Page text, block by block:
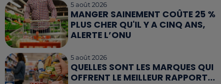
5 août 2026
MANGER SAINEMENT COÛTE 25 %
PLUS CHER QU'IL Y A CINQ ANS,
ALERTE L’ONU
5 août 2026
QUELLES SONT LES MARQUES QUI
OFFRENT LE MEILLEUR RAPPORT...